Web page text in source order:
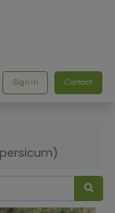
Sign in Contact